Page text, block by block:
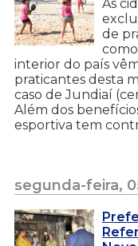
As
de
interior do país
praticantes desta
caso de Jundiaí
Além dos
esportiva tem
segunda-feira,